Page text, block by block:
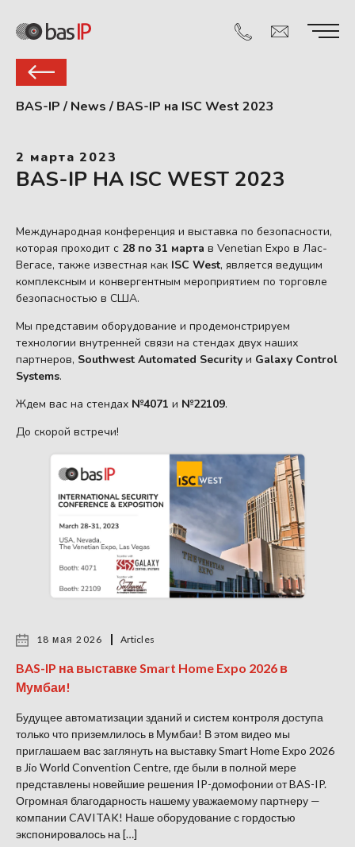
BAS-IP / News / BAS-IP на ISC West 2023
2 марта 2023
BAS-IP НА ISC WEST 2023
Международная конференция и выставка по безопасности,
которая проходит с 28 по 31 марта в Venetian Expo в Лас-
Вегасе, также известная как ISC West, является ведущим
комплексным и конвергентным мероприятием по торговле
безопасностью в США.
Мы представим оборудование и продемонстрируем
технологии внутренней связи на стендах двух наших
партнеров, Southwest Automated Security и Galaxy Control
Systems.
Ждем вас на стендах №4071 и №22109.
До скорой встречи!
18 мая 2026 Articles
BAS-IP на выставке Smart Home Expo 2026 в
Мумбаи!
Будущее автоматизации зданий и систем контроля доступа
только что приземлилось в Мумбаи! В этом видео мы
приглашаем вас заглянуть на выставку Smart Home Expo 2026
в Jio World Convention Centre, где были в полной мере
представлены новейшие решения IP-домофонии от BAS-IP.
Огромная благодарность нашему уважаемому партнеру —
компании CAVITAK! Наше оборудование с гордостью
экспонировалось на […]